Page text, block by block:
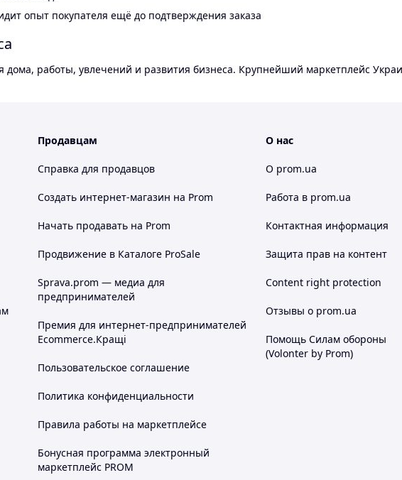
опыт покупателя ещё до подтверждения заказа
дома, работы, увлечений и развития бизнеса. Крупнейший маркетплейс
Продавцам
Справка для продавцов
Создать интернет-магазин на Prom
Начать продавать на Prom
Продвижение в Каталоге ProSale
Sprava.prom — медиа для
предпринимателей
Премия для интернет-предпринимателей
Ecommerce.Кращі
Пользовательское соглашение
Политика конфиденциальности
Правила работы на маркетплейсе
Бонусная программа электронный
маркетплейс PROM
О нас
О prom.ua
Работа в prom.ua
Контактная информация
Защита прав на контент
Content right protection
Отзывы о prom.ua
Помощь Силам обороны
(Volonter by Prom)